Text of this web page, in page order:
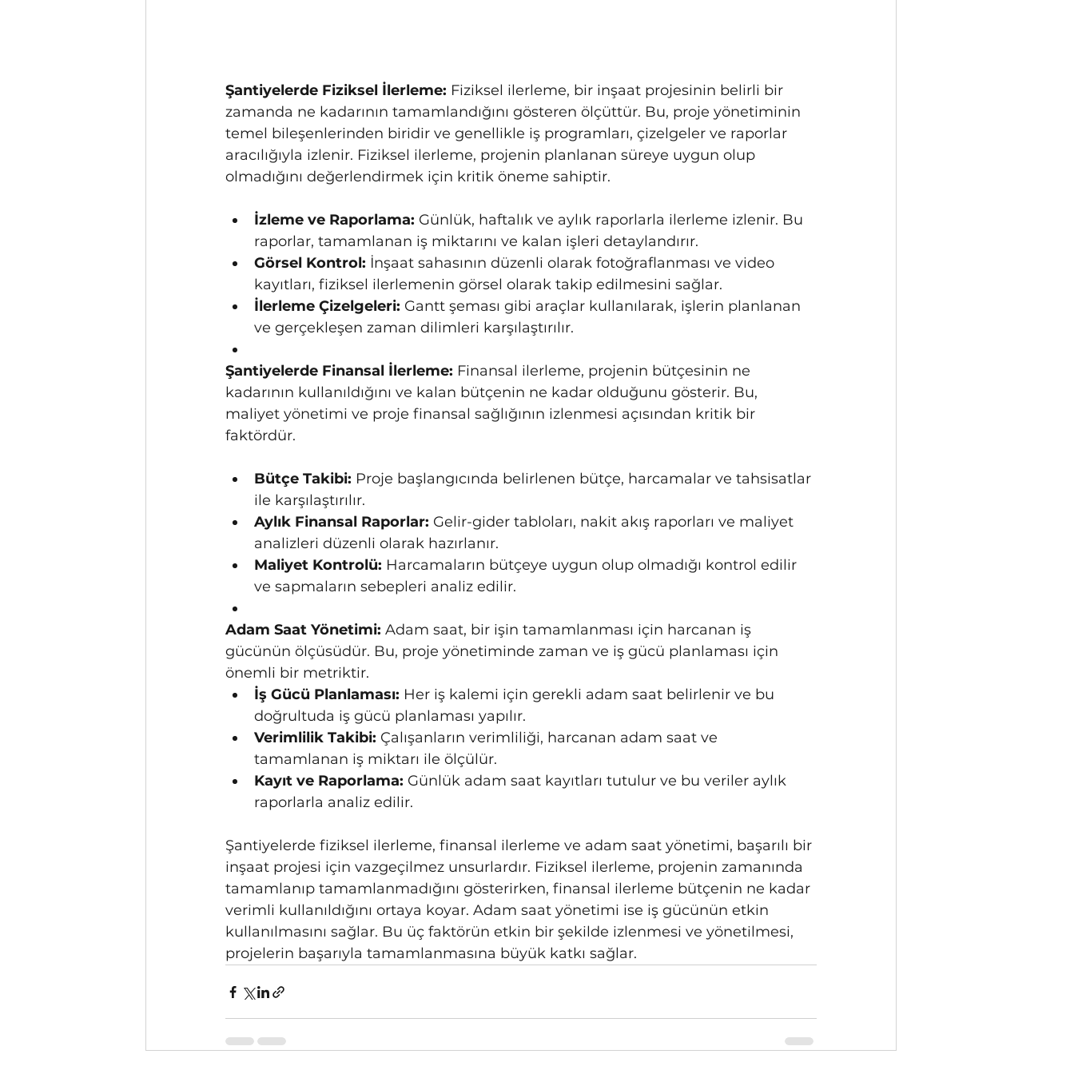
Şantiyelerde Fiziksel İlerleme: Fiziksel ilerleme, bir inşaat projesinin belirli bir
zamanda ne kadarının tamamlandığını gösteren ölçüttür. Bu, proje yönetiminin
temel bileşenlerinden biridir ve genellikle iş programları, çizelgeler ve raporlar
aracılığıyla izlenir. Fiziksel ilerleme, projenin planlanan süreye uygun olup
olmadığını değerlendirmek için kritik öneme sahiptir.
İzleme ve Raporlama: Günlük, haftalık ve aylık raporlarla ilerleme izlenir. Bu
raporlar, tamamlanan iş miktarını ve kalan işleri detaylandırır.
Görsel Kontrol: İnşaat sahasının düzenli olarak fotoğraflanması ve video
kayıtları, fiziksel ilerlemenin görsel olarak takip edilmesini sağlar.
İlerleme Çizelgeleri: Gantt şeması gibi araçlar kullanılarak, işlerin planlanan
ve gerçekleşen zaman dilimleri karşılaştırılır.
Şantiyelerde Finansal İlerleme: Finansal ilerleme, projenin bütçesinin ne
kadarının kullanıldığını ve kalan bütçenin ne kadar olduğunu gösterir. Bu,
maliyet yönetimi ve proje finansal sağlığının izlenmesi açısından kritik bir
faktördür.
Bütçe Takibi: Proje başlangıcında belirlenen bütçe, harcamalar ve tahsisatlar
ile karşılaştırılır.
Aylık Finansal Raporlar: Gelir-gider tabloları, nakit akış raporları ve maliyet
analizleri düzenli olarak hazırlanır.
Maliyet Kontrolü: Harcamaların bütçeye uygun olup olmadığı kontrol edilir
ve sapmaların sebepleri analiz edilir.
Adam Saat Yönetimi: Adam saat, bir işin tamamlanması için harcanan iş
gücünün ölçüsüdür. Bu, proje yönetiminde zaman ve iş gücü planlaması için
önemli bir metriktir.
İş Gücü Planlaması: Her iş kalemi için gerekli adam saat belirlenir ve bu
doğrultuda iş gücü planlaması yapılır.
Verimlilik Takibi: Çalışanların verimliliği, harcanan adam saat ve
tamamlanan iş miktarı ile ölçülür.
Kayıt ve Raporlama: Günlük adam saat kayıtları tutulur ve bu veriler aylık
raporlarla analiz edilir.
Şantiyelerde fiziksel ilerleme, finansal ilerleme ve adam saat yönetimi, başarılı bir
inşaat projesi için vazgeçilmez unsurlardır. Fiziksel ilerleme, projenin zamanında
tamamlanıp tamamlanmadığını gösterirken, finansal ilerleme bütçenin ne kadar
verimli kullanıldığını ortaya koyar. Adam saat yönetimi ise iş gücünün etkin
kullanılmasını sağlar. Bu üç faktörün etkin bir şekilde izlenmesi ve yönetilmesi,
projelerin başarıyla tamamlanmasına büyük katkı sağlar.